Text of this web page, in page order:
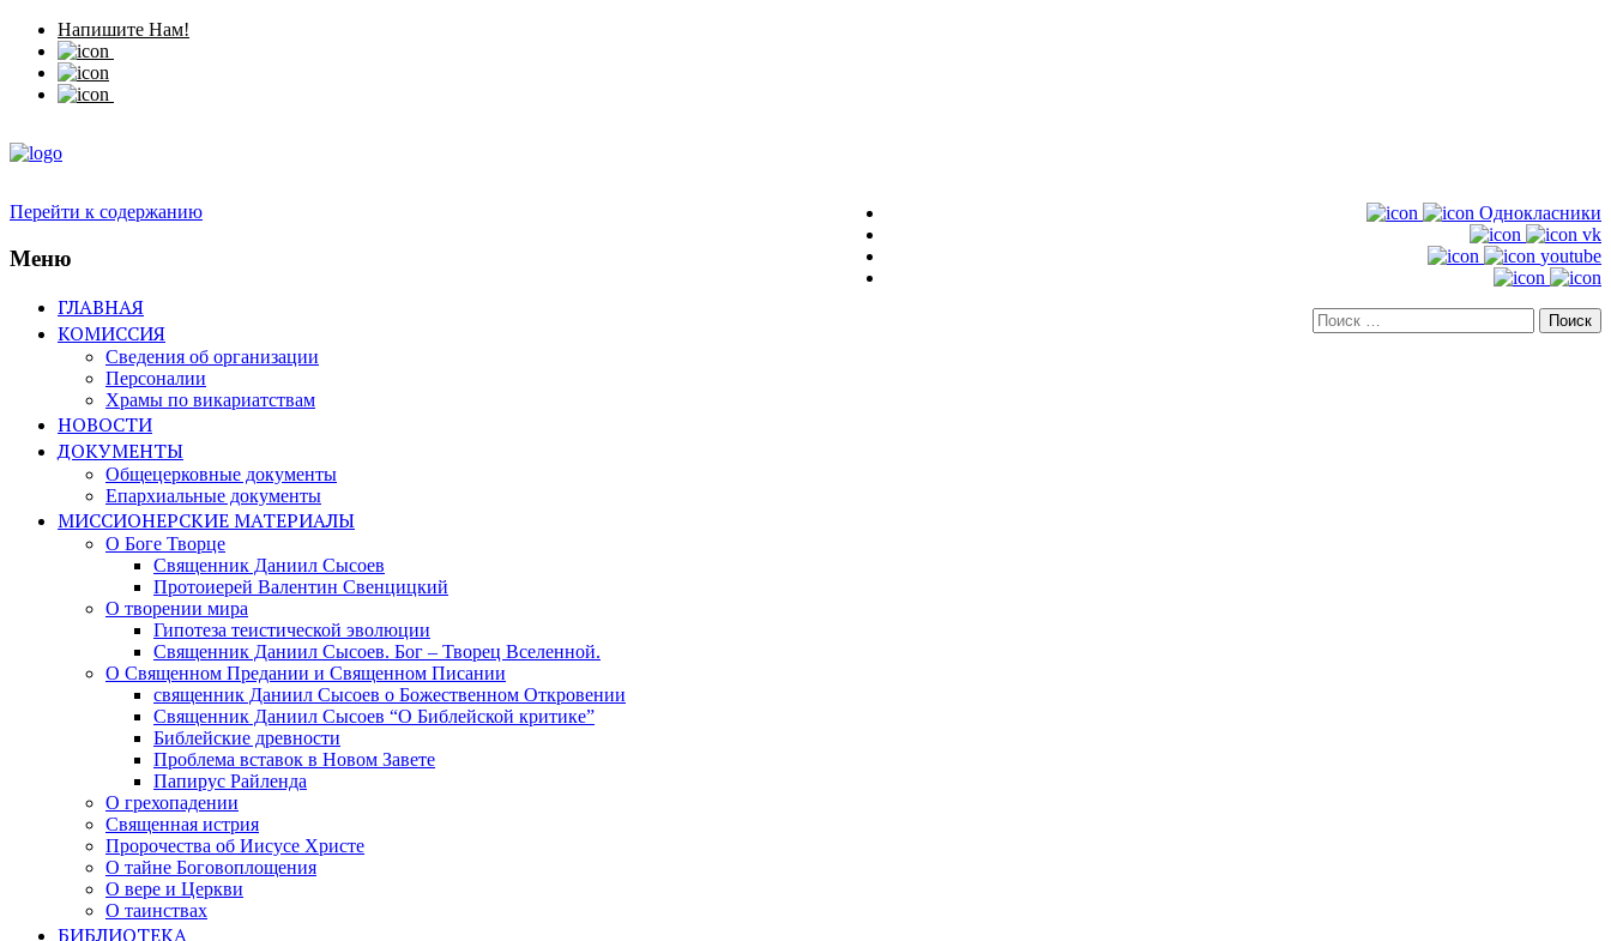
Напишите Нам!
Однокласники
vk
youtube
Искать:
Перейти к содержанию
Меню
ГЛАВНАЯ
КОМИССИЯ
Сведения об организации
Персоналии
Храмы по викариатствам
НОВОСТИ
ДОКУМЕНТЫ
Общецерковные документы
Епархиальные документы
МИССИОНЕРСКИЕ МАТЕРИАЛЫ
О Боге Творце
Священник Даниил Сысоев
Протоиерей Валентин Свенцицкий
О творении мира
Гипотеза теистической эволюции
Священник Даниил Сысоев. Бог – Творец Вселенной.
О Священном Предании и Священном Писании
священник Даниил Сысоев о Божественном Откровении
Священник Даниил Сысоев “О Библейской критике”
Библейские древности
Проблема вставок в Новом Завете
Папирус Райленда
О грехопадении
Священная истрия
Пророчества об Иисусе Христе
О тайне Боговоплощения
О вере и Церкви
О таинствах
БИБЛИОТЕКА